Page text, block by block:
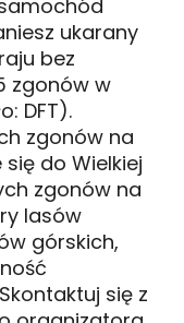
ukarany
bez
zgonów w
DFT).
zgonów na
do Wielkiej
zgonów na
lasów
górskich,
się z